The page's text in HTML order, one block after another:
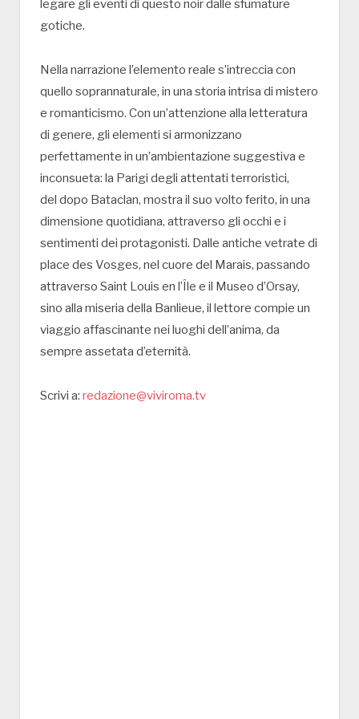
legare gli eventi di questo noir dalle sfumature
gotiche.
Nella narrazione l’elemento reale s’intreccia con
quello soprannaturale, in una storia intrisa di mistero
e romanticismo. Con un’attenzione alla letteratura
di genere, gli elementi si armonizzano
perfettamente in un’ambientazione suggestiva e
inconsueta: la Parigi degli attentati terroristici,
del dopo Bataclan, mostra il suo volto ferito, in una
dimensione quotidiana, attraverso gli occhi e i
sentimenti dei protagonisti. Dalle antiche vetrate di
place des Vosges, nel cuore del Marais, passando
attraverso Saint Louis en l’Île e il Museo d’Orsay,
sino alla miseria della Banlieue, il lettore compie un
viaggio affascinante nei luoghi dell’anima, da
sempre assetata d’eternità.
Scrivi a: redazione@viviroma.tv